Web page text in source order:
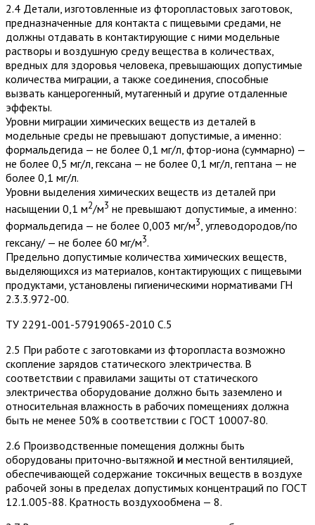
2.4 Детали, изготовленные из фторопластовых заготовок,
предназначенные для контакта с пищевыми средами, не
должны отдавать в контактирующие с ними модельные
растворы и воздушную среду вещества в количествах,
вредных для здоровья человека, превышающих допустимые
количества миграции, а также соединения, способные
вызвать канцерогенный, мутагенный и другие отдаленные
эффекты.
Уровни миграции химических веществ из деталей в
модельные среды не превышают допустимые, а именно:
формальдегида — не более 0,1 мг/л, фтор-иона (суммарно) —
не более 0,5 мг/л, гексана — не более 0,1 мг/л, гептана — не
более 0,1 мг/л.
Уровни выделения химических веществ из деталей при
насыщении 0,1 м2/м3 не превышают допустимые, а именно:
формальдегида — не более 0,003 мг/м3, углеводородов/по
гексану/ — не более 60 мг/м3.
Предельно допустимые количества химических веществ,
выделяющихся из материалов, контактирующих с пищевыми
продуктами, установлены гигиеническими нормативами ГН
2.3.3.972-00.
ТУ 2291-001-57919065-2010 С.5
2.5 При работе с заготовками из фторопласта возможно
скопление зарядов статического электричества. В
соответствии с правилами защиты от статического
электричества оборудование должно быть заземлено и
относительная влажность в рабочих помещениях должна
быть не менее 50% в соответствии с ГОСТ 10007-80.
2.6 Производственные помещения должны быть
оборудованы приточно-вытяжной и местной вентиляцией,
обеспечивающей содержание токсичных веществ в воздухе
рабочей зоны в пределах допустимых концентраций по ГОСТ
12.1.005-88. Кратность воздухообмена — 8.